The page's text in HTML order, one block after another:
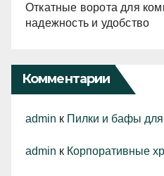
Откатные ворота для
надежность и удобство
Комментарии
admin к Пилки и бафы
admin к Корпоративные